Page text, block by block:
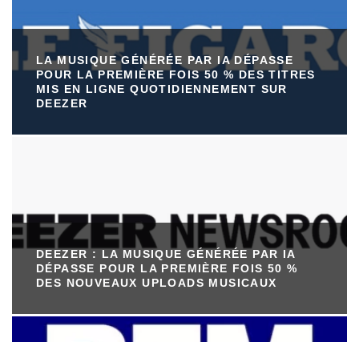
LA MUSIQUE GÉNÉRÉE PAR IA DÉPASSE
POUR LA PREMIÈRE FOIS 50 % DES TITRES
MIS EN LIGNE QUOTIDIENNEMENT SUR
DEEZER
DEEZER : LA MUSIQUE GÉNÉRÉE PAR IA
DÉPASSE POUR LA PREMIÈRE FOIS 50 %
DES NOUVEAUX UPLOADS MUSICAUX